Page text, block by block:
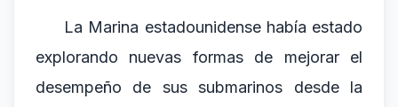
La Marina estadounidense había estado
explorando nuevas formas de mejorar el
desempeño de sus submarinos desde la